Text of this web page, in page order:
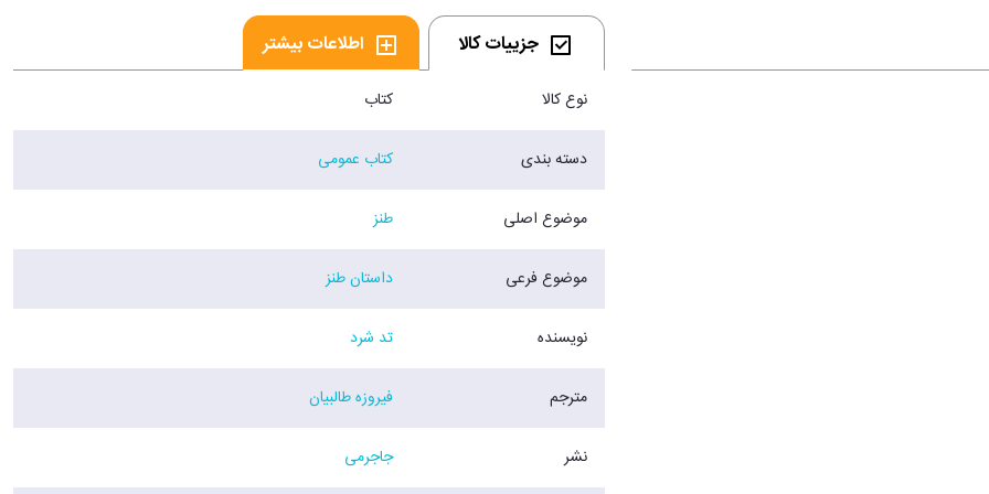
جزییات کالا اطلاعات بیشتر
نوع کالا کتاب
دسته بندی کتاب عمومی
موضوع اصلی طنز
موضوع فرعی داستان طنز
نویسنده تد شرد
مترجم فیروزه طالبیان
نشر جاجرمی